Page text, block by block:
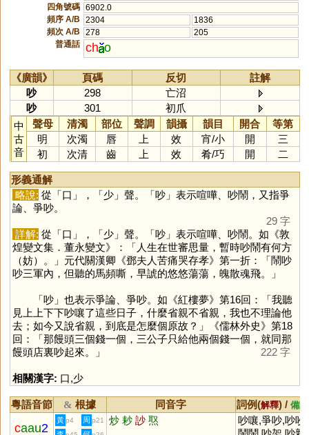
四角號碼 6902.0
頻序 A/B
2304
1836
頻次 A/B
278
205
普通話 ch o
《廣韻》 頁碼 反切
註解
吵
298
亡沼
吵
301
初爪
中
古
音
聲母 清濁 部位 聲調 韻攝 韻目 開合
等第
明
次濁 唇 上 效 宵/小 開
三
初
次清 齒 上 效 肴/巧 開 二
形義通解
略說: 從「 口 」，「 少」聲。「 吵」表示喧嘩、吵鬧，又指爭
論、爭吵。
29 字
詳解: 從「 口 」，「 少」聲。「 吵」表示喧嘩、吵鬧。如《敦
煌變文集．董永變文》：「人生在世審思量，暫時吵鬧有何方
（妨）。」元代關漢卿《鄧夫人苦痛哭存孝》第一折：「鬧吵
吵三軍內，但聽的馬頻嘶，早諕的悠悠蕩蕩，魄散魂飛。」
「 吵」也表示爭論、爭吵。如《紅樓夢》第16回：「我聽
見上上下下吵嚷了這些日子，什麼省親不省親，我也不理論他
去；如今又說省親，到底是怎麼個原故？」《儒林外史》第18
回：「那饅頭三個錢一個，三公子只給他兩個錢一個，就同那
饅頭店裏吵起來。」
222 字
相關漢字: 口,少
粵語音節 & 根據 同音字 詞例(解釋) / 備註
caau2
黃 p4 周 p21 炒 耖 訬 焣
吵嚷,爭吵,吵吵